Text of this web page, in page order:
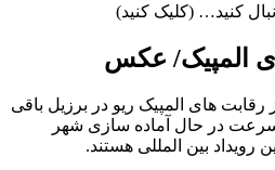
کنید… (کلیک کنید)
المپیک/ عکس
۲ ماه تا آغاز رقابت های المپیک ریو در برزیل باقی
سرعت در حال آماده سازی شهر
رویداد بین المللی هستند.